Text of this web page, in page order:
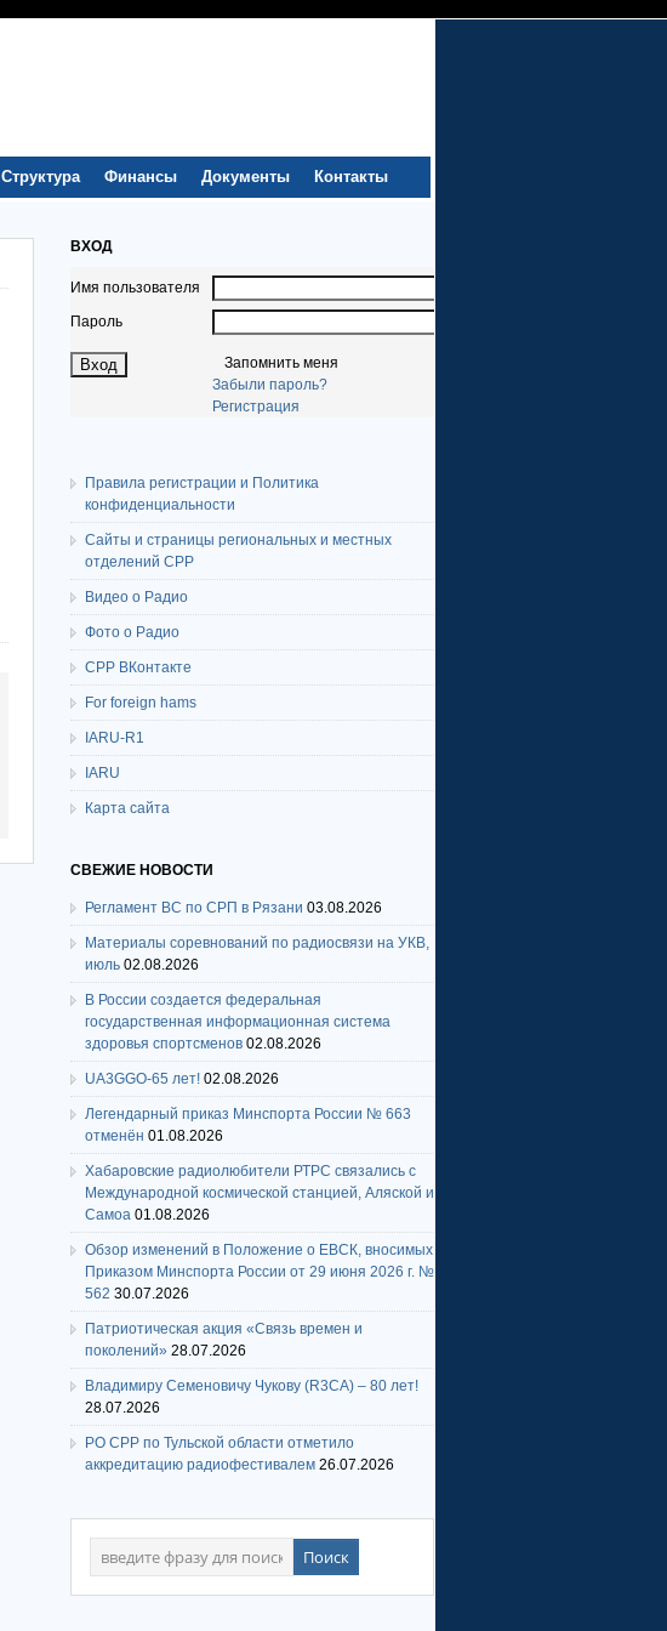
Структура Финансы Документы Контакты
ВХОД
Имя пользователя
Пароль
Запомнить меня
Забыли пароль?
Регистрация
Правила регистрации и Политика
конфиденциальности
Сайты и страницы региональных и местных
отделений СРР
Видео о Радио
Фото о Радио
СРР ВКонтакте
For foreign hams
IARU-R1
IARU
Карта сайта
СВЕЖИЕ НОВОСТИ
Регламент ВС по СРП в Рязани 03.08.2026
Материалы соревнований по радиосвязи на УКВ,
июль 02.08.2026
В России создается федеральная
государственная информационная система
здоровья спортсменов 02.08.2026
UA3GGO-65 лет! 02.08.2026
Легендарный приказ Минспорта России № 663
отменён 01.08.2026
Хабаровские радиолюбители РТРС связались с
Международной космической станцией, Аляской и
Самоа 01.08.2026
Обзор изменений в Положение о ЕВСК, вносимых
Приказом Минспорта России от 29 июня 2026 г. №
562 30.07.2026
Патриотическая акция «Связь времен и
поколений» 28.07.2026
Владимиру Семеновичу Чукову (R3CA) – 80 лет!
28.07.2026
РО СРР по Тульской области отметило
аккредитацию радиофестивалем 26.07.2026